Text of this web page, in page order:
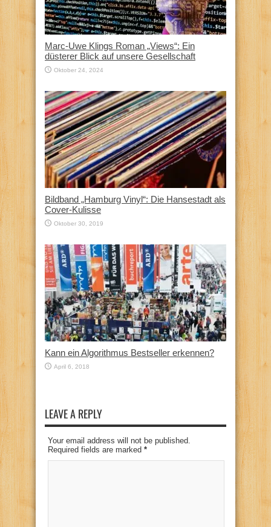
Marc-Uwe Klings Roman „Views“: Ein
düsterer Blick auf unsere Gesellschaft
Oktober 24, 2024
Bildband „Hamburg Vinyl“: Die Hansestadt als
Cover-Kulisse
Oktober 30, 2019
Kann ein Algorithmus Bestseller erkennen?
April 6, 2018
LEAVE A REPLY
Your email address will not be published.
Required fields are marked *